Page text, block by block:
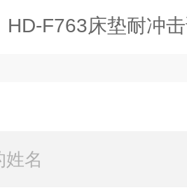
HD-F763床垫耐冲